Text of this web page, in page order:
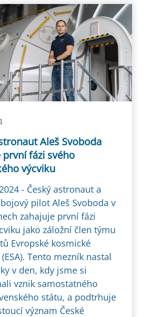
Aleš Svoboda
první fázi svého
výcviku
- Český astronaut a
pilot Aleš Svoboda v
zahajuje první fázi
jako záložní člen týmu
Evropské kosmické
Tento mezník nastal
v den, kdy jsme si
vznik samostatného
státu, a podtrhuje
význam České